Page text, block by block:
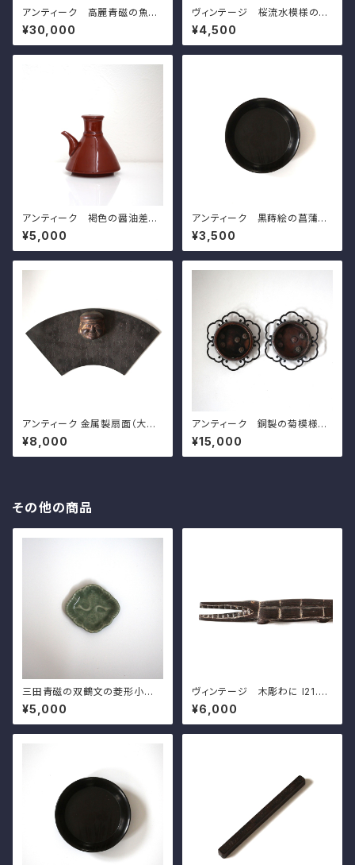
アンティーク 高麗青磁の魚模
様の碗 d15.9cm Antique G
oryeo Celadon Bowl, Engr
aved Design of Fish and W
¥30,000
ヴィンテージ 桜流水模様の文
鎮 l20.0cm Vintage Japan
ese Mteal Paperweight, C
arved Design of Sakura Ch
¥4,500
アンティーク 褐色の醤油差し
珉平焼 h8.3cm Antique Ja
panese Brown Soy Sauce
Dispenser, Minpei Ware
¥5,000
アンティーク 黒蒔絵の菖蒲模
様の小皿（その７）d11.5cm A
ntique Japanese Lacquere
d Wooden Small Dish, Iris
¥3,500
アンティーク 金属製扇面（大黒）
壁掛 ｗ31.5cm Antique Ja
panese Fan Shaped Metal
Hanging Wall Decoration w
¥8,000
アンティーク 銅製の菊模様の
引手（一対）d8.8cm Antique
Japanese Copper Flower
Shaped Hikite Door Pull H
¥15,000
その他の商品
三田青磁の双鶴文の菱形小皿
（その３）d9.8cm Antique J
apanese Celadon Rhombu
s Small Dish, Embossed D
¥5,000
ヴィンテージ 木彫わに l21.6c
m Vintage Carved Woode
n Crocodile
¥6,000